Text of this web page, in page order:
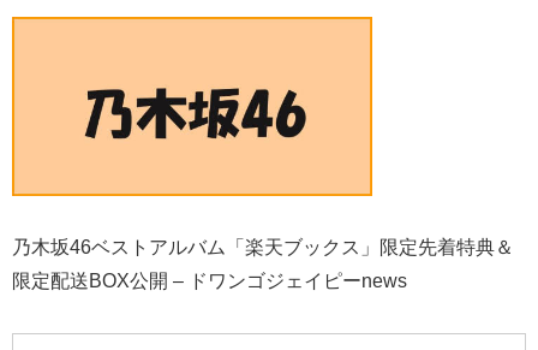
乃木坂46ベストアルバム「楽天ブックス」限定先着特典＆
限定配送BOX公開 – ドワンゴジェイピーnews